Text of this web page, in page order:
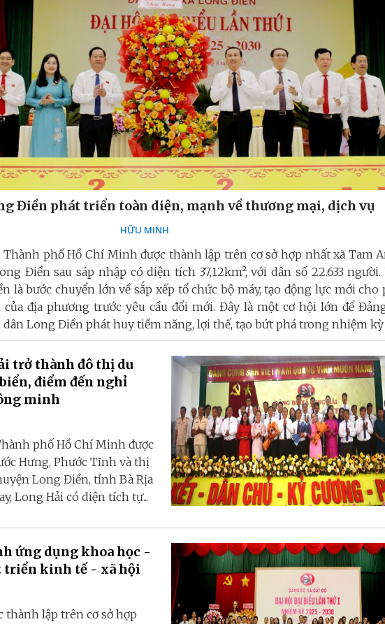
Điền phát triển toàn diện, mạnh về thương mại, dịch vụ
HỮU MINH
Thành phố Hồ Chí Minh được thành lập trên cơ sở hợp nhất xã Tam
Điền sau sáp nhập có diện tích 37,12km², với dân số 22.633 người.
là bước chuyển lớn về sắp xếp tổ chức bộ máy, tạo động lực mới cho
địa phương trước yêu cầu đổi mới. Đây là một cơ hội lớn để
Long Điền phát huy tiềm năng, lợi thế, tạo bứt phá trong nhiệm kỳ
trở thành đô thị du
điểm đến nghỉ
minh
phố Hồ Chí Minh được
Hưng, Phước Tĩnh và thị
Long Điền, tỉnh Bà Rịa
Long Hải có diện tích tự...
ứng dụng khoa học -
triển kinh tế - xã hội
thành lập trên cơ sở hợp